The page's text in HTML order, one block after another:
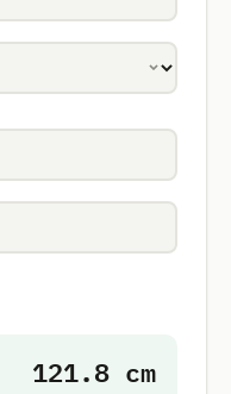
121.8 cm